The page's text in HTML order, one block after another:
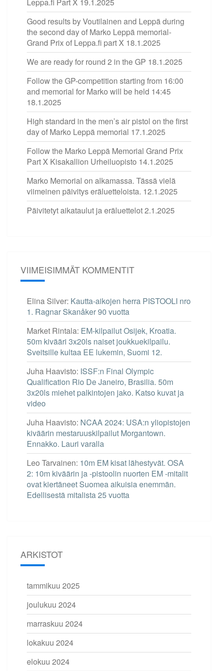
Good results by Voutilainen and Leppä during
the second day of Marko Leppä memorial-
Grand Prix of Leppa.fi part X 18.1.2025
We are ready for round 2 in the GP 18.1.2025
Follow the GP-competition starting from 16:00
and memorial for Marko will be held 14:45
18.1.2025
High standard in the men’s air pistol on the first
day of Marko Leppä memorial 17.1.2025
Follow the Marko Leppä Memorial Grand Prix
Part X Kisakallion Urheiluopisto 14.1.2025
Marko Memorial on alkamassa. Tässä vielä
viimeinen päivitys eräluetteloista. 12.1.2025
Päivitetyt aikataulut ja eräluettelot2.1.2025
VIIMEISIMMÄT KOMMENTIT
Elina Silver: Kautta-aikojen herra PISTOOLI nro
1. Ragnar Skanåker 90 vuotta
Market Rintala: EM-kilpailut Osijek, Kroatia.
50m kivääri 3x20ls naiset joukkuekilpailu.
Sveitsille kultaa EE lukemin, Suomi 12.
Juha Haavisto: ISSF:n Final Olympic
Qualification Rio De Janeiro, Brasilia. 50m
3x20ls miehet palkintojen jako. Katso kuvat ja
video
Juha Haavisto: NCAA 2024: USA:n yliopistojen
kiväärin mestaruuskilpailut Morgantown.
Ennakko. Lauri varalla
Leo Tarvainen: 10m EM kisat lähestyvät. OSA
2: 10m kiväärin ja -pistoolin nuorten EM -mitalit
ovat kiertäneet Suomea aikuisia enemmän.
Edellisestä mitalista 25 vuotta
ARKISTOT
tammikuu 2025
joulukuu 2024
marraskuu 2024
lokakuu 2024
elokuu 2024